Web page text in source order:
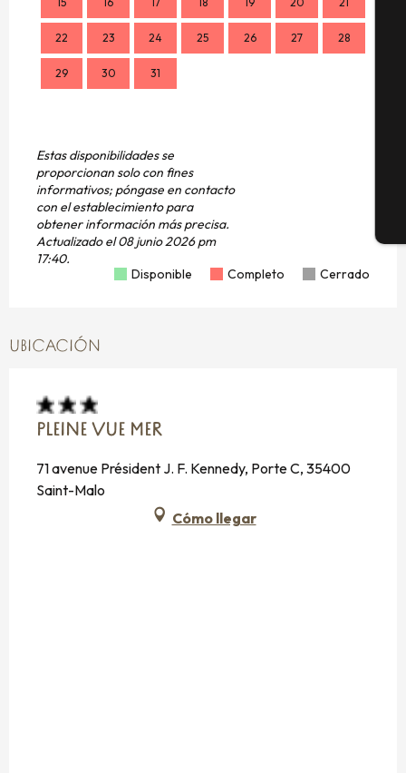
22 23 24 25 26 27 28
29 30 31
Estas disponibilidades se
proporcionan solo con fines
informativos; póngase en contacto
con el establecimiento para
obtener información más precisa.
Actualizado el08 junio 2026 pm
17:40.
Disponible
Completo Cerrado
UBICACIÓN
PLEINE VUE MER
71 avenue Président J. F. Kennedy, Porte C, 35400
Saint-Malo
Cómo llegar